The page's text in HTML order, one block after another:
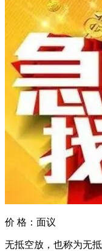
价 格： 面议
无抵空放‌，也称为‌无